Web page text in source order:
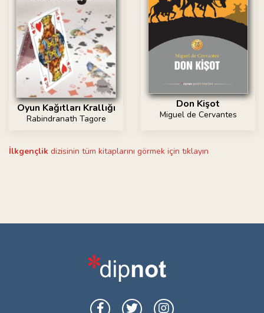
Oyun Kağıtları Krallığı
Rabindranath Tagore
Don Kişot
Miguel de Cervantes
İlkgençlik dizisinin tüm kitaplarını görmek için tıklayın